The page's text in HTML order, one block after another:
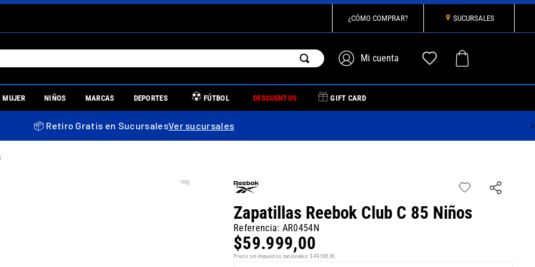
¿CÓMO COMPRAR? SUCURSALES
MUJER NIÑOS MARCAS DEPORTES FÚTBOL DESCUENTOS GIFT CARD
📦 Retiro Gratis en SucursalesVer sucursales
Zapatillas Reebok Club C 85 Niños
Referencia: AR0454N
$59.999,00
Precio sin impuestos nacionales: $ 49.585 95
MÁS BUSCADOS